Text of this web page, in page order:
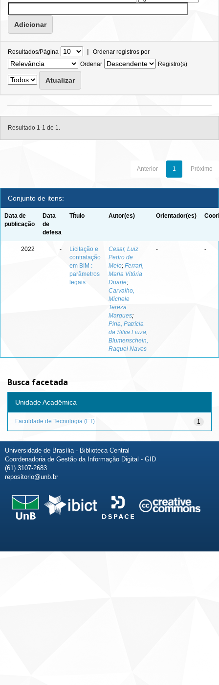
Resultados/Página | Ordenar registros por
Ordenar
Registro(s)
Resultado 1-1 de 1.
Anterior 1 Próximo
Conjunto de itens:
Data de
publicação
Data
de
defesa
Título Autor(es) Orientador(es)
2022 -
Licitação e
contratação
em BIM :
parâmetros
legais
Cesar, Luiz
Pedro de
Melo; Ferrari,
Maria Vitória
Duarte;
Carvalho,
Michele
Tereza
Marques;
Pina, Patrícia
da Silva Fiuza;
Blumenschein,
Raquel Naves
- -
Busca facetada
Unidade Acadêmica
1
Faculdade de Tecnologia (FT)
Universidade de Brasília - Biblioteca Central
Coordenadoria de Gestão da Informação Digital - GID
(61) 3107-2683
repositorio@unb.br